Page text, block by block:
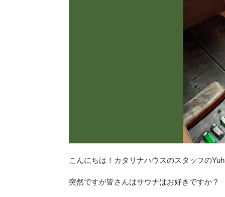
こんにちは！カタリナハウスのスタッフの
突然ですが皆さんはサウナはお好きですか？